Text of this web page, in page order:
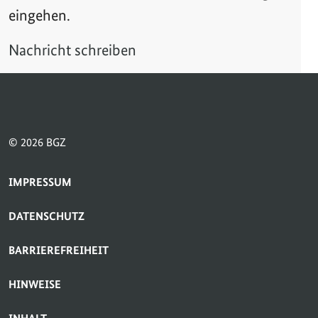
eingehen.
Nachricht schreiben
© 2026 BGZ
SERVICE-NAVIGATION FUSSBEREICH
IMPRESSUM
DATENSCHUTZ
BARRIEREFREIHEIT
HINWEISE